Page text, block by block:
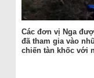
Các đơn vị Nga
đã tham gia vào
chiến tàn khốc với